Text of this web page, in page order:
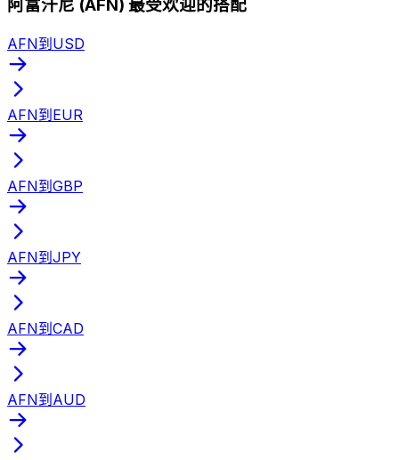
阿富汗尼 (AFN) 最受欢迎的搭配
AFN到USD
AFN到EUR
AFN到GBP
AFN到JPY
AFN到CAD
AFN到AUD